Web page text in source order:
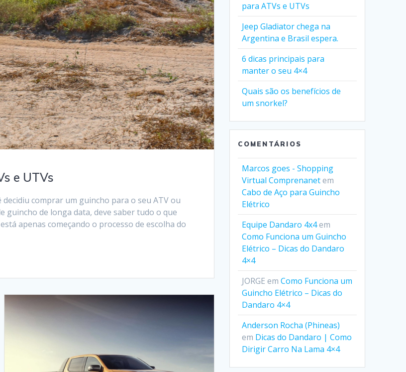
e UTVs
comprar um guincho para o seu ATV ou
guincho de longa data, deve saber tudo o que
apenas começando o processo de escolha do
para ATVs e UTVs
Jeep Gladiator chega na
Argentina e Brasil espera.
6 dicas principais para
manter o seu 4×4
Quais são os benefícios de
um snorkel?
COMENTÁRIOS
Marcos goes - Shopping
Virtual Comprenanetem
Cabo de Aço para Guincho
Elétrico
Equipe Dandaro 4x4em
Como Funciona um Guincho
Elétrico – Dicas do Dandaro
4×4
JORGE emComo Funciona um
Guincho Elétrico – Dicas do
Dandaro 4×4
Anderson Rocha (Phineas)
em Dicas do Dandaro | Como
Dirigir Carro Na Lama 4×4